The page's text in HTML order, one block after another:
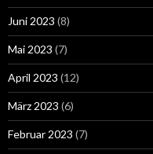
Juni 2023 (8)
Mai 2023 (7)
April 2023 (12)
März 2023 (6)
Februar 2023 (7)